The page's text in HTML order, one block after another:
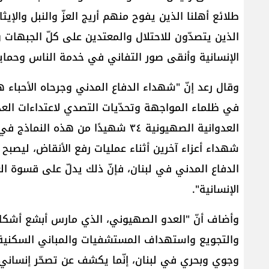
طلائع أهلنا الذين يفوح منهم أريج العزّ والنبل
الذين يتصدّون للاحتلال والمعتدين على كلّ
الإنسانية وأنقى صور التفاني في خدمة الناس
وقال رعد إنّ "شهداء الدفاع المدني وجرحاه
في ظلماء المواجهة وتحدّيات التصدي لاعتداءات
الدفاع المدني في لبنان، فإنّ ذلك يدلّ على قسوة
الإنسانية".
وأضاف أنّ "العدو الصهيوني، الذي مارس أبشع
وجوي وبحري في لبنان، إنّما يكشف عن تصحّر